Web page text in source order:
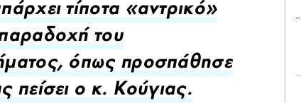
τίποτα «αντρικό»
του
όπως προσπάθησε
πείσει ο κ. Κούγιας.